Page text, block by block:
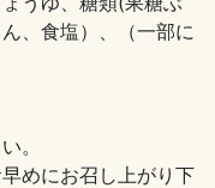
、食塩）、（一部に
。
めにお召し上がり下